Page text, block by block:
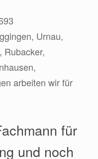
Urnau,
Rubacker,
arbeiten wir für
für
und noch